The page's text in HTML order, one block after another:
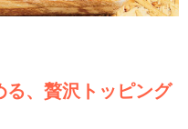
、贅沢トッピング